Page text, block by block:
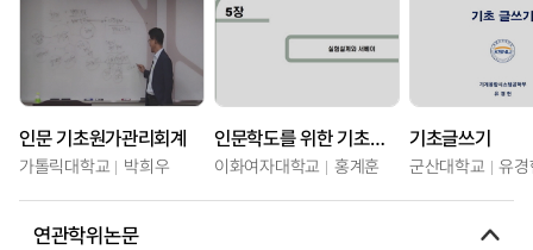
인문 기초원가관리회계
가톨릭대학교 박희우
인문학도를 위한 기초통계학
이화여자대학교 홍계훈
기초글쓰기
군산대학교 유
연관학위논문